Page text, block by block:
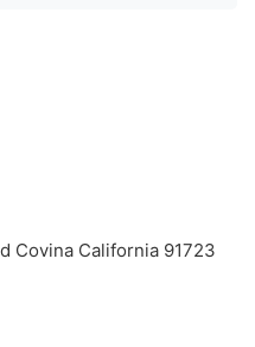
Covina California 91723